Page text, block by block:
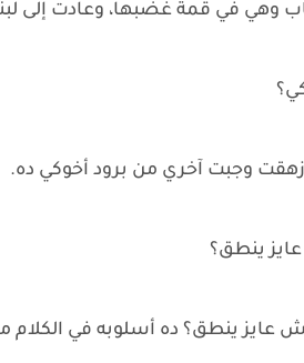
وهي في قمة غضبها، وعادت إلى
زهقت وجبت آخري من برود أخوكي ده.
ينطق؟
عايز ينطق؟ ده أسلوبه في الكلام